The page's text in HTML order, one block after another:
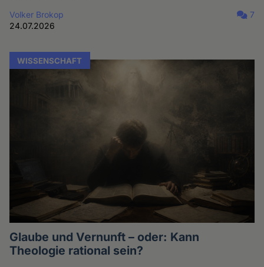
Volker Brokop
24.07.2026
7
WISSENSCHAFT
Glaube und Vernunft – oder: Kann
Theologie rational sein?